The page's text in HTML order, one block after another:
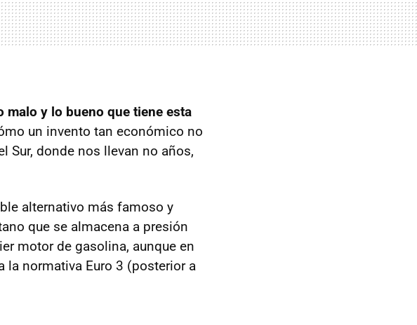
malo y lo bueno que tiene esta
un invento tan económico no
Sur, donde nos llevan no años,
alternativo más famoso y
que se almacena a presión
motor de gasolina, aunque en
la normativa Euro 3 (posterior a